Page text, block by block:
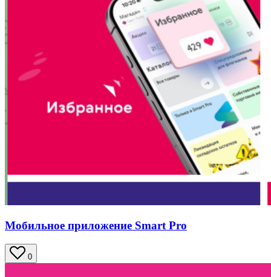
Мобильное приложение Smart Pro
0